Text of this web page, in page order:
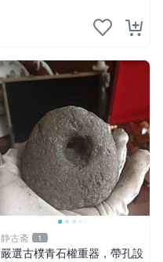
正能量→開運聚氣、招財、避
静古斋 1
嚴選古樸青石權重器，帶孔設